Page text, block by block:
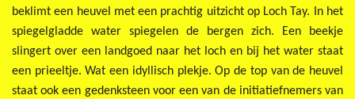
beklimt een heuvel met een prachtig uitzicht op Loch Tay. In het
spiegelgladde water spiegelen de bergen zich. Een beekje
slingert over een landgoed naar het loch en bij het water staat
een prieeltje. Wat een idyllisch plekje. Op de top van de heuvel
staat ook een gedenksteen voor een van de initiatiefnemers van